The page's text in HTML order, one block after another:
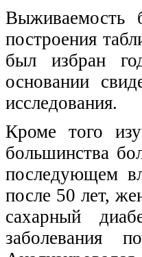
Выживаемость
построения
был избран
основании
исследования.
Кроме того
большинства
последующем
после 50 лет,
сахарный
заболевания